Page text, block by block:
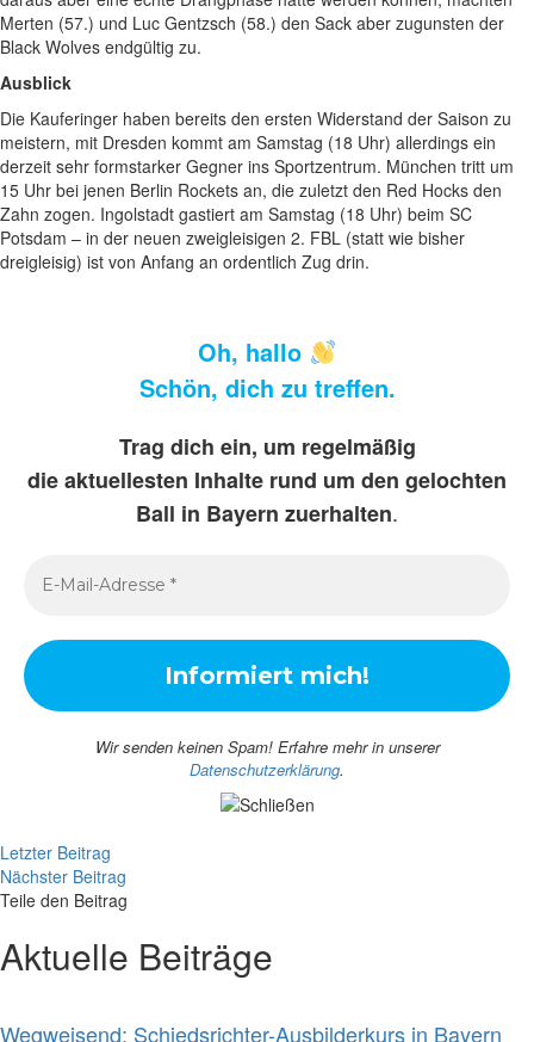
Merten (57.) und Luc Gentzsch (58.) den Sack aber zugunsten der
Black Wolves endgültig zu.
Ausblick
Die Kauferinger haben bereits den ersten Widerstand der Saison zu
meistern, mit Dresden kommt am Samstag (18 Uhr) allerdings ein
derzeit sehr formstarker Gegner ins Sportzentrum. München tritt um
15 Uhr bei jenen Berlin Rockets an, die zuletzt den Red Hocks den
Zahn zogen. Ingolstadt gastiert am Samstag (18 Uhr) beim SC
Potsdam – in der neuen zweigleisigen 2. FBL (statt wie bisher
dreigleisig) ist von Anfang an ordentlich Zug drin.
Oh, hallo
Schön, dich zu treffen.
Trag dich ein, um regelmäßig
die aktuellesten Inhalte rund um den gelochten
Ball in Bayern zuerhalten.
Wir senden keinen Spam! Erfahre mehr in unserer
Datenschutzerklärung.
Letzter Beitrag
Nächster Beitrag
Teile den Beitrag
Aktuelle Beiträge
Wegweisend: Schiedsrichter-Ausbilderkurs in Bayern